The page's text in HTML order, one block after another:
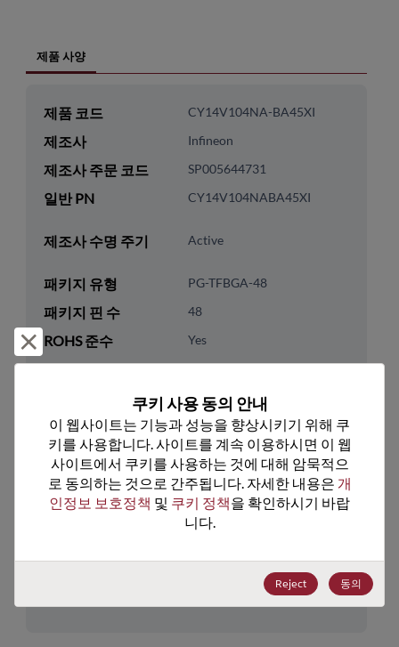
제품 사양
제품 코드 CY14V104NA-BA45XI
제조사 Infineon
제조사 주문 코드 SP005644731
일반 PN CY14V104NABA45XI
제조사 수명 주기 Active
패키지 유형 PG-TFBGA-48
패키지 핀 수 48
ROHS 준수 Yes
리드프리 Yes
Tray
패키지 수량 299
기술 카테고리 Memory & Storage
기술 하위 카테고리 DRAM & SRAM
Non-Volatile SRAMs
거부 및 닫기
쿠키 사용 동의 안내
이 웹사이트는 기능과 성능을 향상시키기 위해 쿠
키를 사용합니다. 사이트를 계속 이용하시면 이 웹
사이트에서 쿠키를 사용하는 것에 대해 암묵적으
로 동의하는 것으로 간주됩니다. 자세한 내용은 개
인정보 보호정책 및 쿠키 정책을 확인하시기 바랍
니다.
Reject 동의